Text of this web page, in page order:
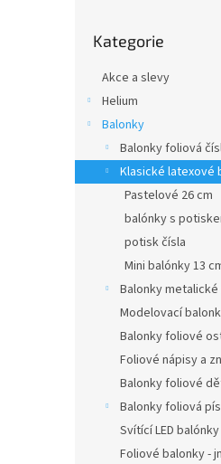
a
kategorie
Kategorie
Akce a slevy
Helium
Balonky
Balonky foliová
Klasické latexové
Pastelové 26 cm
balónky s
potisk čísla
Mini balónky 13
Balonky
Modelovací
Balonky foliové
Foliové nápisy a
Balonky foliové
Balonky foliová
Svítící LED balónky
Foliové balonky -